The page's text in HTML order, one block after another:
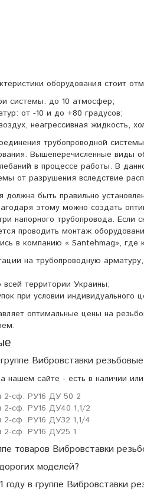
оборудования стоит
системы: до 10 атмосфер;
от -10 и до +80 градусов;
неагрессивная жидкость,
трубопроводной
Вышеперечисленные виды
в процессе работы. В
от разрушения вследствие
должна быть правильно
этому можно создать
напорного трубопровода.
проводить монтаж
в компанию « Santehmag»,
на трубопроводную
территории Украины;
при условии индивидуального
оптимальные цены на
Вибровставки
нашем сайте - есть в наличии
2-сф. РУ16 ДУ 50 2
2-сф. РУ16 ДУ40 1,1/2
2-сф. РУ16 ДУ32 1,1/4
2-сф. РУ16 ДУ25 1
товаров Вибровставки
моделей?
году в группе Вибровставки